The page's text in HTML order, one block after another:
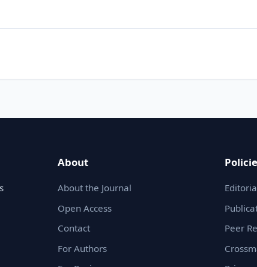
About
About the Journal
Open Access
Contact
For Authors
Peer